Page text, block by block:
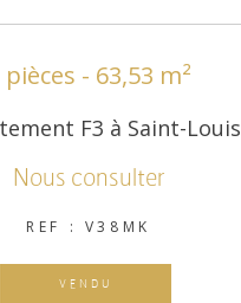
pièces - 63,53 m²
F3 à Saint-Louis
Nous consulter
REF : V38MK
VENDU